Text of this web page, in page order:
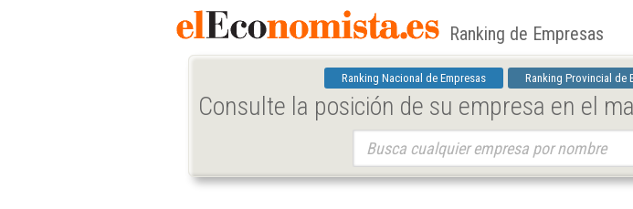
Ranking de Empresas
Ranking Nacional de Empresas Ranking Provincial de
Consulte la posición de su empresa en el